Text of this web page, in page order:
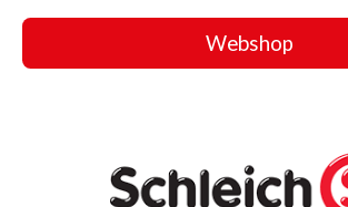
Webshop